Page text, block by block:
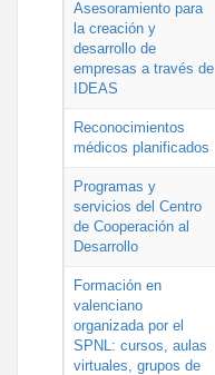
Asesoramiento para
la creación y
desarrollo de
empresas a través de
IDEAS
Reconocimientos
médicos planificados
Programas y
servicios del Centro
de Cooperación al
Desarrollo
Formación en
valenciano
organizada por el
SPNL: cursos, aulas
virtuales, grupos de